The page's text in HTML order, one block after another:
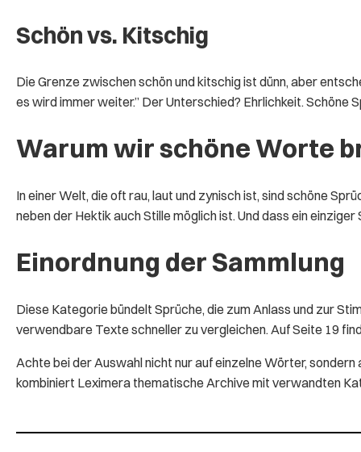
Schön vs. Kitschig
Die Grenze zwischen schön und kitschig ist dünn, aber
es wird immer weiter.” Der Unterschied? Ehrlichkeit. Schöne
Warum wir schöne Worte
In einer Welt, die oft rau, laut und zynisch ist, sind schöne
neben der Hektik auch Stille möglich ist. Und dass ein
Einordnung der Sammlung
Diese Kategorie bündelt Sprüche, die zum Anlass und zur
verwendbare Texte schneller zu vergleichen. Auf Seite 19
Achte bei der Auswahl nicht nur auf einzelne Wörter,
kombiniert Leximera thematische Archive mit verwandten